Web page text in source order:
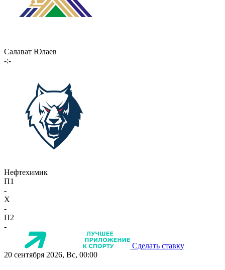
Салават Юлаев
-:-
Нефтехимик
П1
-
X
-
П2
-
Сделать ставку
20 сентября 2026, Вс, 00:00